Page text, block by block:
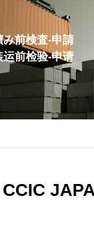
前検査-申請
前检验-申请
CCIC